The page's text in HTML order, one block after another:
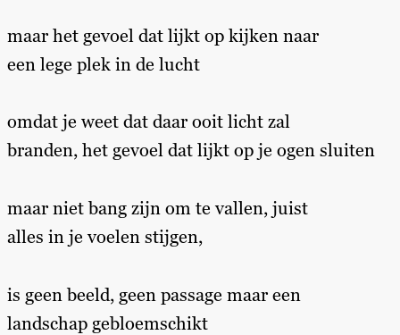
maar het gevoel dat lijkt op kijken naar
een lege plek in de lucht
omdat je weet dat daar ooit licht zal
branden, het gevoel dat lijkt op je ogen sluiten
maar niet bang zijn om te vallen, juist
alles in je voelen stijgen,
is geen beeld, geen passage maar een
landschap gebloemschikt